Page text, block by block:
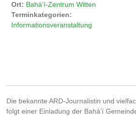
Ort: Bahá’í-Zentrum Witten
Terminkategorien:
Informationsveranstaltung
Die bekannte ARD-Journalistin und
folgt einer Einladung der Baháʼí